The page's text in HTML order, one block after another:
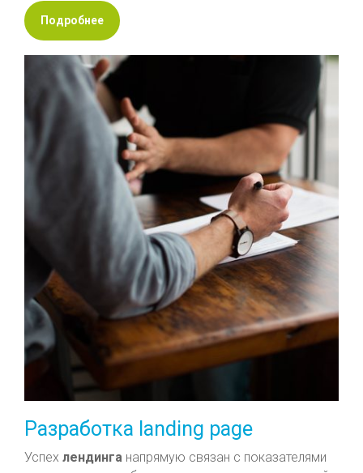
Подробнее
Разработка landing page
Успех лендинга напрямую связан с показателями